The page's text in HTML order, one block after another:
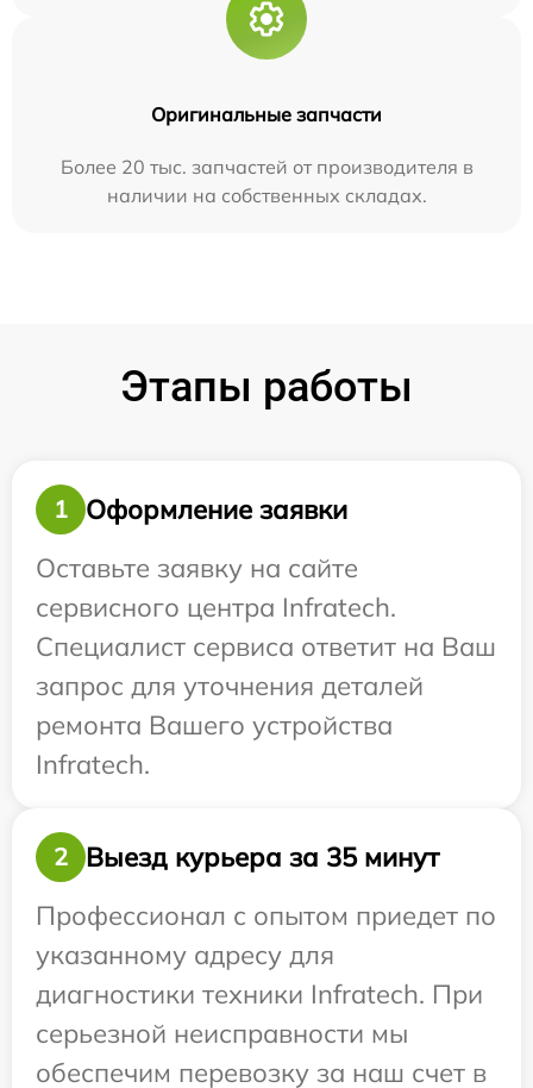
Оригинальные запчасти
Более 20 тыс. запчастей от производителя в
наличии на собственных складах.
Этапы работы
1
Оформление заявки
Оставьте заявку на сайте
сервисного центра Infratech.
Специалист сервиса ответит на Ваш
запрос для уточнения деталей
ремонта Вашего устройства
Infratech.
2
Выезд курьера за 35 минут
Профессионал с опытом приедет по
указанному адресу для
диагностики техники Infratech. При
серьезной неисправности мы
обеспечим перевозку за наш счет в